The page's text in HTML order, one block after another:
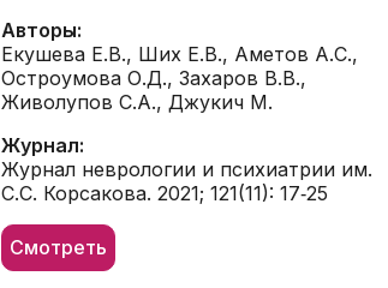
Авторы:
Екушева Е.В., Ших Е.В., Аметов А.С.,
Остроумова О.Д., Захаров В.В.,
Живолупов С.А., Джукич М.
Журнал:
Журнал неврологии и психиатрии им.
С.С. Корсакова. 2021; 121(11): 17‑25
Смотреть